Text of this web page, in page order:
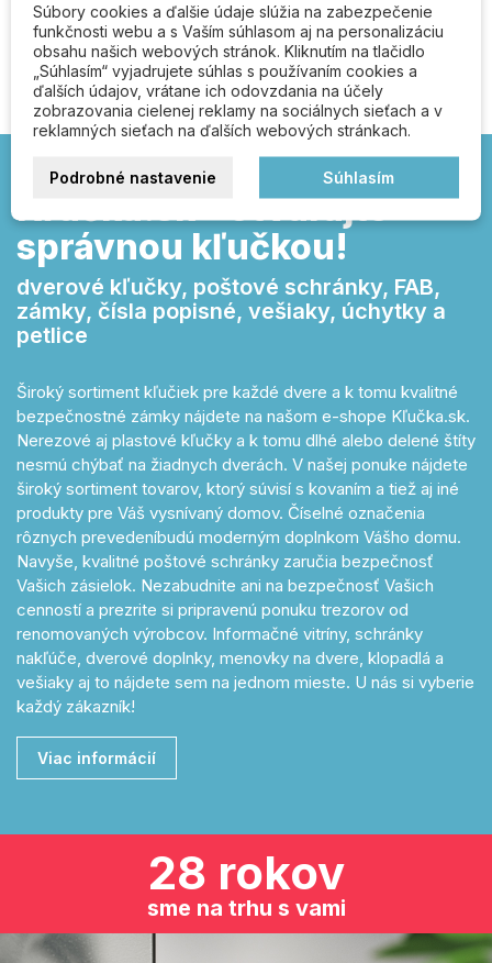
Buďte prvý kto napíše recenziu
Kľučka.sk – otvárajte
správnou kľučkou!
dverové kľučky, poštové schránky, FAB,
zámky, čísla popisné, vešiaky, úchytky a
petlice
Široký sortiment kľučiek pre každé dvere a k tomu kvalitné
bezpečnostné zámky nájdete na našom e-shope Kľučka.sk.
Nerezové aj plastové kľučky a k tomu dlhé alebo delené štíty
nesmú chýbať na žiadnych dverách. V našej ponuke nájdete
široký sortiment tovarov, ktorý súvisí s kovaním a tiež aj iné
produkty pre Váš vysnívaný domov. Číselné označenia
rôznych prevedeníbudú moderným doplnkom Vášho domu.
Navyše, kvalitné poštové schránky zaručia bezpečnosť
Vašich zásielok. Nezabudnite ani na bezpečnosť Vašich
cenností a prezrite si pripravenú ponuku trezorov od
renomovaných výrobcov. Informačné vitríny, schránky
nakľúče, dverové doplnky, menovky na dvere, klopadlá a
vešiaky aj to nájdete sem na jednom mieste. U nás si vyberie
každý zákazník!
Viac informácií
28 rokov
sme na trhu s vami
Súbory cookies a ďalšie údaje slúžia na zabezpečenie
funkčnosti webu a s Vaším súhlasom aj na personalizáciu
obsahu našich webových stránok. Kliknutím na tlačidlo
„Súhlasím“ vyjadrujete súhlas s používaním cookies a
ďalších údajov, vrátane ich odovzdania na účely
zobrazovania cielenej reklamy na sociálnych sieťach a v
reklamných sieťach na ďalších webových stránkach.
Podrobné nastavenie Súhlasím